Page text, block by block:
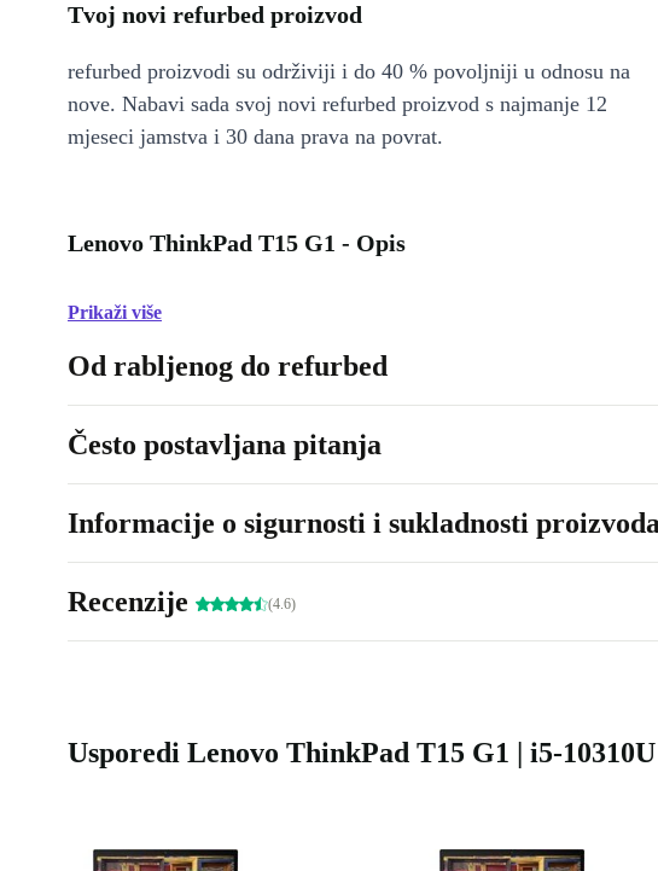
Tvoj novi refurbed proizvod
refurbed proizvodi su održiviji i do 40 % povoljniji u odnosu na
nove. Nabavi sada svoj novi refurbed proizvod s najmanje 12
mjeseci jamstva i 30 dana prava na povrat.
Lenovo ThinkPad T15 G1 - Opis
Prikaži više
Od rabljenog do refurbed
Često postavljana pitanja
Informacije o sigurnosti i sukladnosti
Recenzije (4.6)
Usporedi Lenovo ThinkPad T15 G1 | i5-